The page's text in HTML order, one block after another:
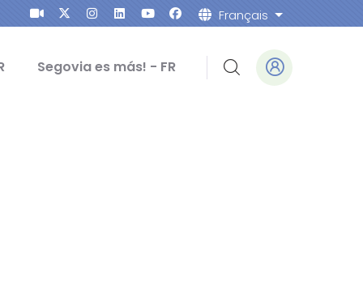
Français Lister les
Segovia es más! - FR